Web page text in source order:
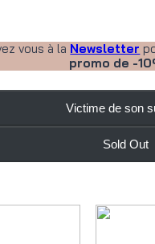
vous à la Newsletter
promo de -
Victime de son
Sold Out